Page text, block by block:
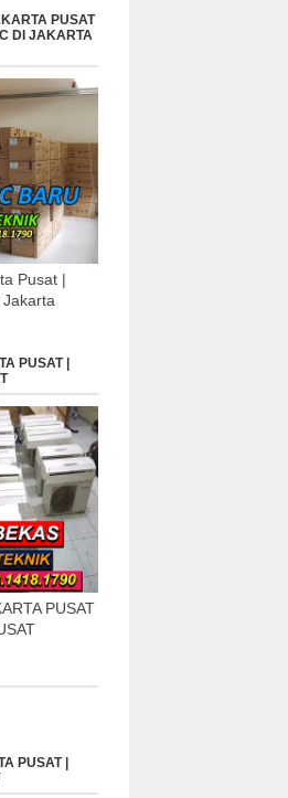
PUSAT
DI JAKARTA
Pusat |
Jakarta
PUSAT |
PUSAT
PUSAT |